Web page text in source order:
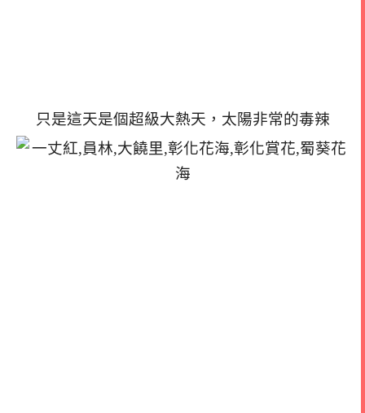
只是這天是個超級大熱天，太陽非常的毒辣